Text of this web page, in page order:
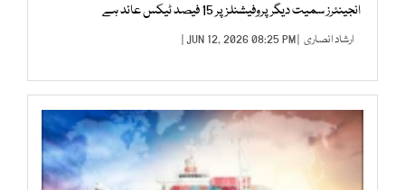
انجینئرز سمیت دیگر پروفیشنلز پر 15 فیصد ٹیکس عائد ہے
ارشاد انصاری | JUN 12, 2026 08:25 PM |